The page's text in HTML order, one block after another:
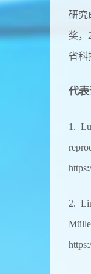
研究
奖，
省科
代表
1.
2.